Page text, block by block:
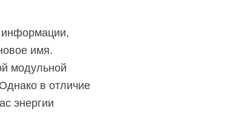
информации,
имя.
модульной
в отличие
энергии